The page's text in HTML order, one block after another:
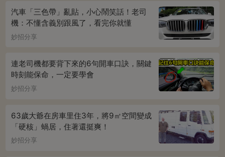
汽車「三色帶」亂貼，小心鬧笑話！老司
機：不懂含義別跟風了，看完你就懂
妙招分享
連老司機都要背下來的6句開車口訣，關鍵
時刻能保命，一定要學會
妙招分享
63歲大爺在房車里住3年，將9㎡空間變成
「硬核」蝸居，住著還挺爽！
妙招分享